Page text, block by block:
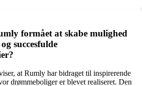
formået at skabe mulighed
succesfulde
at Rumly har bidraget til inspirerende
drømmeboliger er blevet realiseret. Den